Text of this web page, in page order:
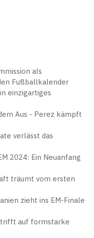
als
Fußballkalender
einzigartiges
Aus - Perez kämpft
verlässt das
2024: Ein Neuanfang
träumt vom ersten
zieht ins EM-Finale
trifft auf formstarke